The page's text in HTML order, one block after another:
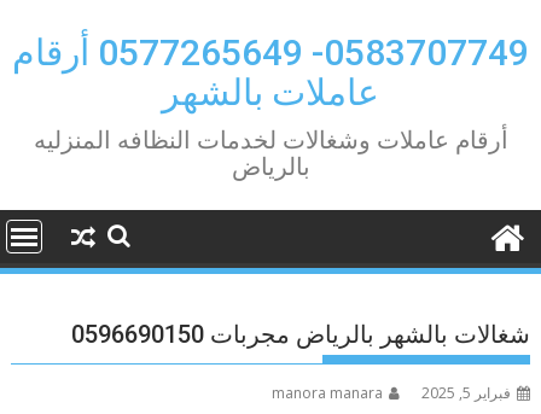
to
content
0583707749- 0577265649 أرقام
عاملات بالشهر
أرقام عاملات وشغالات لخدمات النظافه المنزليه
بالرياض
شغالات بالشهر بالرياض مجربات 0596690150
فبراير 5, 2025 manora manara